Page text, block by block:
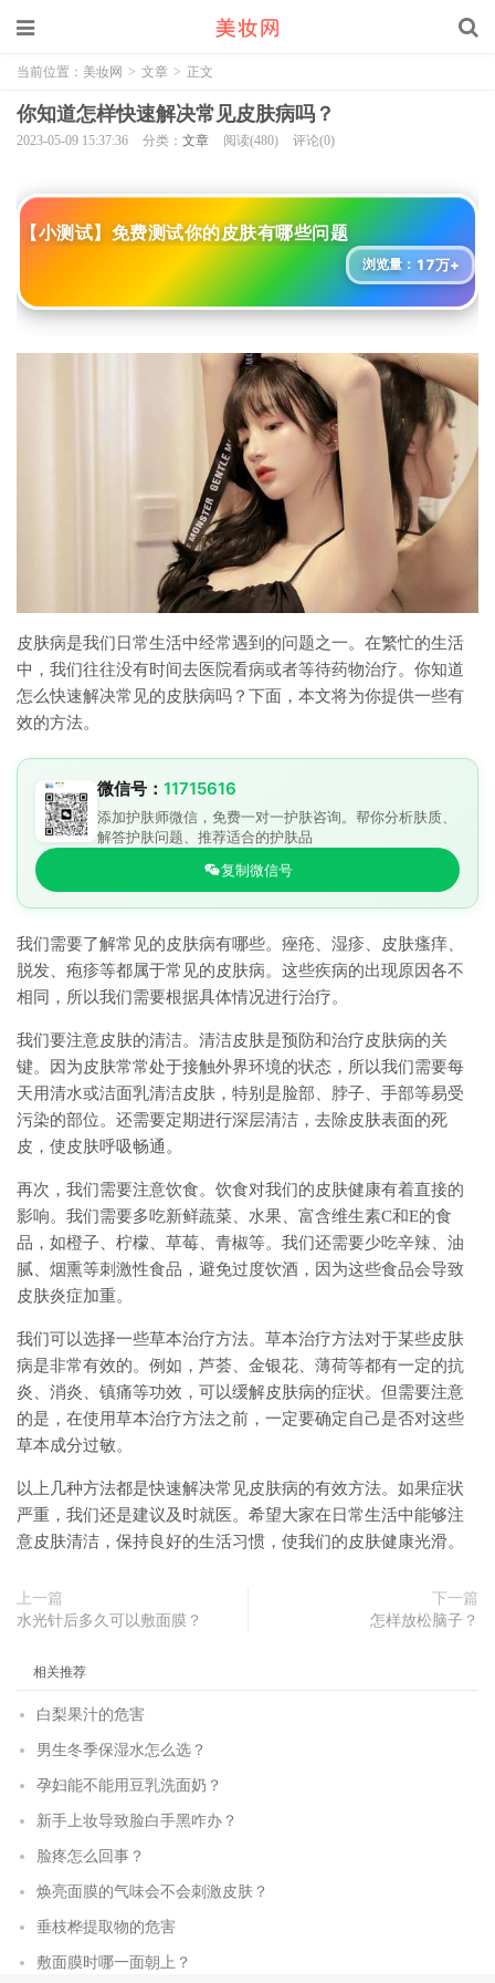
当前位置： 美妆网 > 文章 > 正文
你知道怎样快速解决常见皮肤病吗？
2023-05-09 15:37:36 分类： 文章 阅读(480) 评论(0)
【小测试】免费测试你的皮肤有哪些问题
浏览量： 17万+
皮肤病是我们日常生活中经常遇到的问题之一。在繁忙的生活
中，我们往往没有时间去医院看病或者等待药物治疗。你知道
怎么快速解决常见的皮肤病吗？下面，本文将为你提供一些有
效的方法。
微信号： 11715616
添加护肤师微信，免费一对一护肤咨询。帮你分析肤质、
解答护肤问题、推荐适合的护肤品
复制微信号
我们需要了解常见的皮肤病有哪些。痤疮、湿疹、皮肤瘙痒、
脱发、疱疹等都属于常见的皮肤病。这些疾病的出现原因各不
相同，所以我们需要根据具体情况进行治疗。
我们要注意皮肤的清洁。清洁皮肤是预防和治疗皮肤病的关
键。因为皮肤常常处于接触外界环境的状态，所以我们需要每
天用清水或洁面乳清洁皮肤，特别是脸部、脖子、手部等易受
污染的部位。还需要定期进行深层清洁，去除皮肤表面的死
皮，使皮肤呼吸畅通。
再次，我们需要注意饮食。饮食对我们的皮肤健康有着直接的
影响。我们需要多吃新鲜蔬菜、水果、富含维生素C和E的食
品，如橙子、柠檬、草莓、青椒等。我们还需要少吃辛辣、油
腻、烟熏等刺激性食品，避免过度饮酒，因为这些食品会导致
皮肤炎症加重。
我们可以选择一些草本治疗方法。草本治疗方法对于某些皮肤
病是非常有效的。例如，芦荟、金银花、薄荷等都有一定的抗
炎、消炎、镇痛等功效，可以缓解皮肤病的症状。但需要注意
的是，在使用草本治疗方法之前，一定要确定自己是否对这些
草本成分过敏。
以上几种方法都是快速解决常见皮肤病的有效方法。如果症状
严重，我们还是建议及时就医。希望大家在日常生活中能够注
意皮肤清洁，保持良好的生活习惯，使我们的皮肤健康光滑。
上一篇
水光针后多久可以敷面膜？
下一篇
怎样放松脑子？
相关推荐
白梨果汁的危害
男生冬季保湿水怎么选？
孕妇能不能用豆乳洗面奶？
新手上妆导致脸白手黑咋办？
脸疼怎么回事？
焕亮面膜的气味会不会刺激皮肤？
垂枝桦提取物的危害
敷面膜时哪一面朝上？